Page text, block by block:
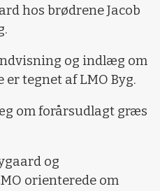
hos brødrene Jacob
og indlæg om
tegnet af LMO Byg.
om forårsudlagt græs
og
orienterede om